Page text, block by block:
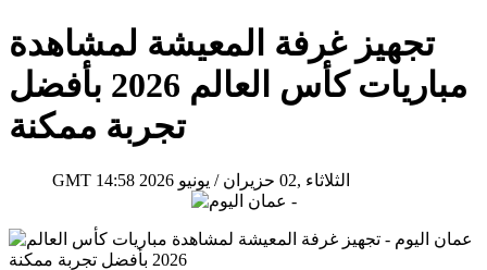
تجهيز غرفة المعيشة لمشاهدة
مباريات كأس العالم 2026 بأفضل
تجربة ممكنة
GMT 14:58 2026 الثلاثاء ,02 حزيران / يونيو